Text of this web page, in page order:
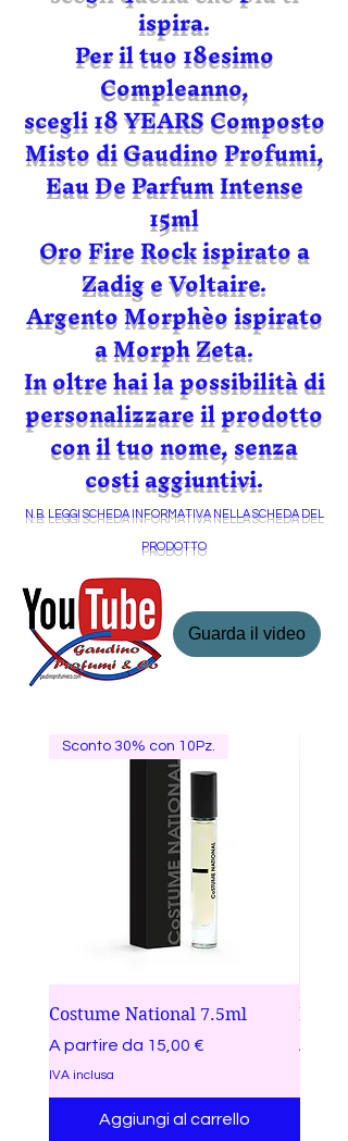
ispira.
Per il tuo 18esimo
Compleanno,
scegli 18 YEARS Composto
Misto di Gaudino Profumi,
Eau De Parfum Intense
15ml
Oro Fire Rock ispirato a
Zadig e Voltaire.
Argento Morphèo ispirato
a Morph Zeta.
In oltre hai la possibilità di
personalizzare il prodotto
con il tuo nome, senza
costi aggiuntivi.
N.B. LEGGI SCHEDA INFORMATIVA NELLA SCHEDA DEL
PRODOTTO
Guarda il video
Sconto 30% con 10Pz.
Costume National 7.5ml
A partire da 15,00 €
Prezzo scontato
IVA inclusa
Aggiungi al carrello
BR
A